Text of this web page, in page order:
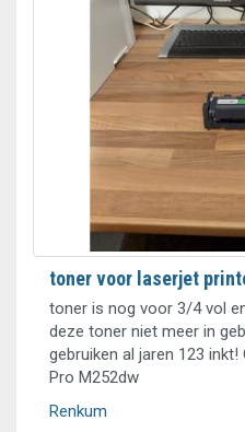
toner voor laserjet
toner is nog voor 3/4 vol
deze toner niet meer in
gebruiken al jaren 123
Pro M252dw
Renkum